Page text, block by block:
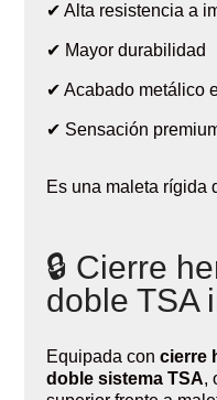
✔ Alta resistencia a
✔ Mayor durabilidad
✔ Acabado metálico
✔ Sensación
Es una maleta rígida
🔒 Cierre
doble TSA
Equipada concierre
doble sistema TSA,